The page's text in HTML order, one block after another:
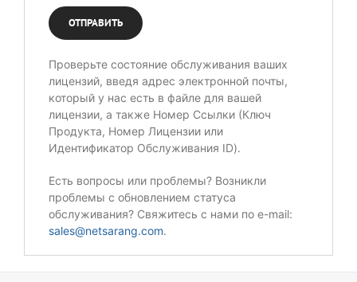
Проверьте состояние обслуживания ваших
лицензий, введя адрес электронной почты,
который у нас есть в файле для вашей
лицензии, а также Номер Ссылки (Ключ
Продукта, Номер Лицензии или
Идентификатор Обслуживания ID).
Есть вопросы или проблемы? Возникли
проблемы с обновлением статуса
обслуживания? Свяжитесь с нами по e-mail:
sales@netsarang.com.